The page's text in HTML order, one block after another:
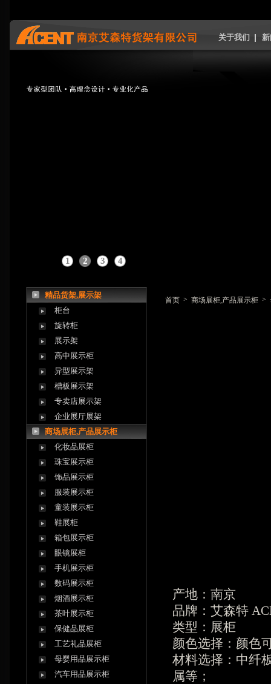
关于我们
1 2 3 4
精品货架,展示架
柜台
旋转柜
展示架
高中展示柜
异型展示架
槽板展示架
专卖店展示架
企业展厅展架
商场展柜,产品展示柜
化妆品展柜
珠宝展示柜
饰品展示柜
服装展示柜
童装展示柜
鞋展柜
箱包展示柜
眼镜展柜
手机展示柜
数码展示柜
烟酒展示柜
茶叶展示柜
保健品展柜
工艺礼品展柜
母婴用品展示柜
汽车用品展示柜
首页 > 商场展柜,产品展示柜 >
产地：南京
品牌：艾森特
类型：展柜
颜色选择：颜色
材料选择：中纤
属等；